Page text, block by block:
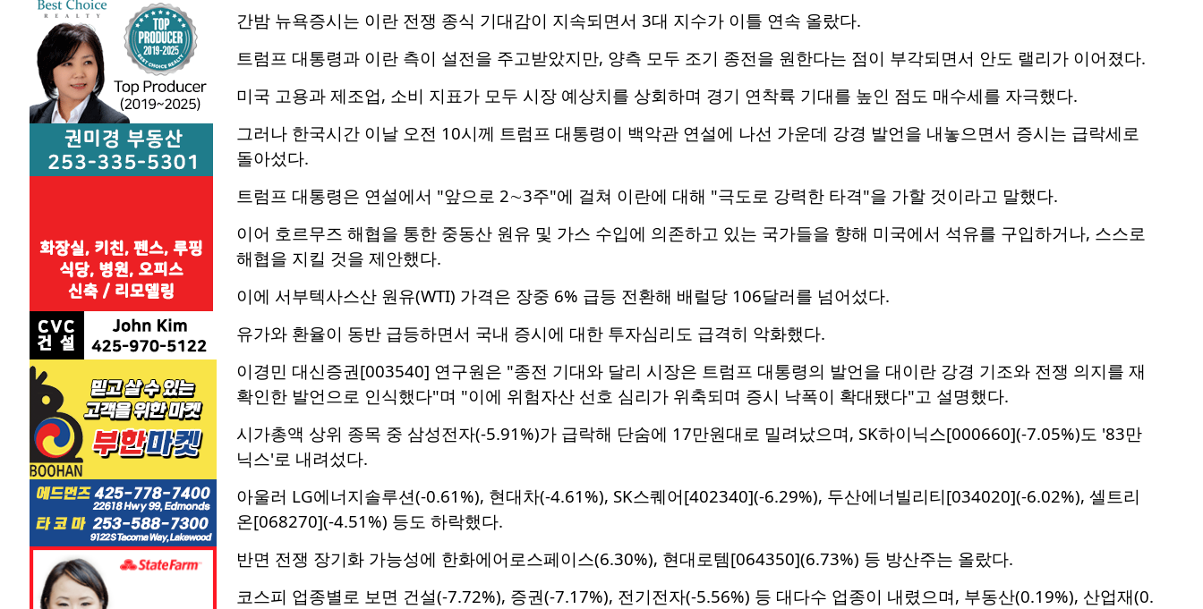
간밤 뉴욕증시는 이란 전쟁 종식 기대감이 지속되면서 3대 지수가 이틀 연속 올랐다.
트럼프 대통령과 이란 측이 설전을 주고받았지만, 양측 모두 조기 종전을 원한다는 점이 부각되면서 안도 랠리가 이어졌다.
미국 고용과 제조업, 소비 지표가 모두 시장 예상치를 상회하며 경기 연착륙 기대를 높인 점도 매수세를 자극했다.
그러나 한국시간 이날 오전 10시께 트럼프 대통령이 백악관 연설에 나선 가운데 강경 발언을 내놓으면서 증시는 급락세로
돌아섰다.
트럼프 대통령은 연설에서 "앞으로 2∼3주"에 걸쳐 이란에 대해 "극도로 강력한 타격"을 가할 것이라고 말했다.
이어 호르무즈 해협을 통한 중동산 원유 및 가스 수입에 의존하고 있는 국가들을 향해 미국에서 석유를 구입하거나, 스스로
해협을 지킬 것을 제안했다.
이에 서부텍사스산 원유(WTI) 가격은 장중 6% 급등 전환해 배럴당 106달러를 넘어섰다.
유가와 환율이 동반 급등하면서 국내 증시에 대한 투자심리도 급격히 악화했다.
이경민 대신증권[003540] 연구원은 "종전 기대와 달리 시장은 트럼프 대통령의 발언을 대이란 강경 기조와 전쟁 의지를 재
확인한 발언으로 인식했다"며 "이에 위험자산 선호 심리가 위축되며 증시 낙폭이 확대됐다"고 설명했다.
시가총액 상위 종목 중 삼성전자(-5.91%)가 급락해 단숨에 17만원대로 밀려났으며, SK하이닉스[000660](-7.05%)도 '83만
닉스'로 내려섰다.
아울러 LG에너지솔루션(-0.61%), 현대차(-4.61%), SK스퀘어[402340](-6.29%), 두산에너빌리티[034020](-6.02%), 셀트리
온[068270](-4.51%) 등도 하락했다.
반면 전쟁 장기화 가능성에 한화에어로스페이스(6.30%), 현대로템[064350](6.73%) 등 방산주는 올랐다.
코스피 업종별로 보면 건설(-7.72%), 증권(-7.17%), 전기전자(-5.56%) 등 대다수 업종이 내렸으며, 부동산(0.19%), 산업재(0.